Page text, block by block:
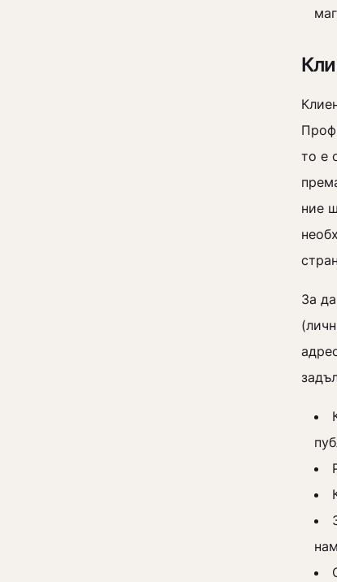
то е
ние
За